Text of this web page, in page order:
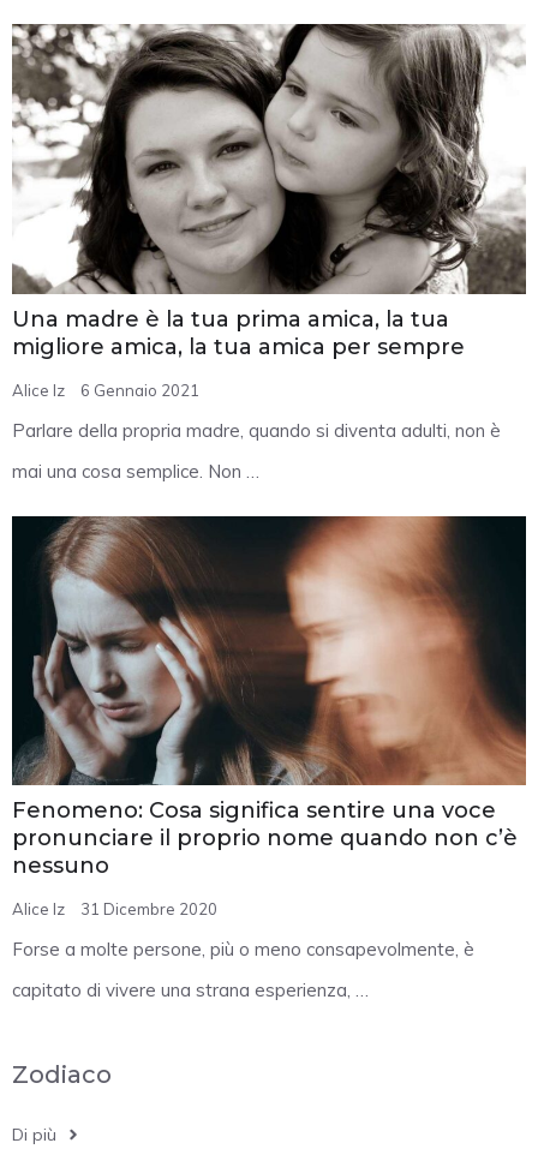
Una madre è la tua prima amica, la tua
migliore amica, la tua amica per sempre
Alice Iz 6 Gennaio 2021
Parlare della propria madre, quando si diventa adulti, non è
mai una cosa semplice. Non …
Fenomeno: Cosa significa sentire una voce
pronunciare il proprio nome quando non c’è
nessuno
Alice Iz 31 Dicembre 2020
Forse a molte persone, più o meno consapevolmente, è
capitato di vivere una strana esperienza, …
Zodiaco
Di più